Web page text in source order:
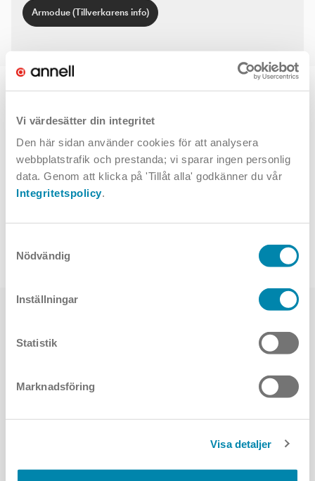
Vi värdesätter din integritet
Den här sidan använder cookies för att analysera
webbplatstrafik och prestanda; vi sparar ingen personlig
data. Genom att klicka på 'Tillåt alla' godkänner du vår
Integritetspolicy.
Nödvändig
Inställningar
Statistik
Marknadsföring
Visa detaljer
Armodue (Tillverkarens info)
Armodue
Har du frågor om produkten? Skriv till oss.
Efternamn:
Email*